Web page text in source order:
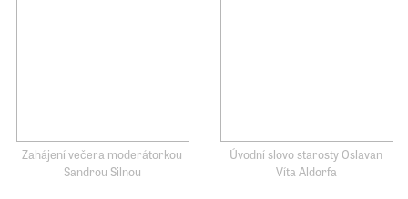
Zahájení večera moderátorkou
Sandrou Silnou
Úvodní slovo starosty Oslavan
Víta Aldorfa